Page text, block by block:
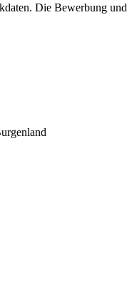
Die Bewerbung und